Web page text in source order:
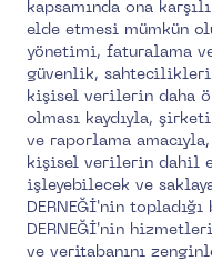
kapsamında ona
elde etmesi mümkün
yönetimi, faturalama
güvenlik,
kişisel verilerin daha
olması kaydıyla,
ve raporlama
kişisel verilerin dahil
işleyebilecek ve
DERNEĞİ'nin
DERNEĞİ'nin
ve veritabanını